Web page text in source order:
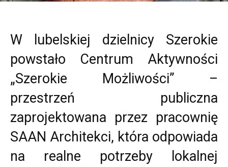
W lubelskiej dzielnicy Szerokie
powstało Centrum Aktywności
„Szerokie Możliwości” –
przestrzeń publiczna
zaprojektowana przez pracownię
SAAN Architekci, która odpowiada
na realne potrzeby lokalnej